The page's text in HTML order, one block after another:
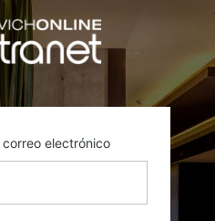
https://
electrónico